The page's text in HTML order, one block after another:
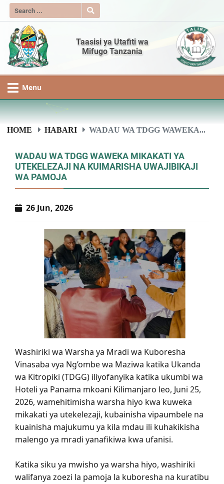
Taasisi ya Utafiti wa
Mifugo Tanzania
Menu
HOME HABARI WADAU WA TDGG WAWEKA...
WADAU WA TDGG WAWEKA MIKAKATI YA
UTEKELEZAJI NA KUIMARISHA UWAJIBIKAJI
WA PAMOJA
26 Jun, 2026
Washiriki wa Warsha ya Mradi wa Kuboresha
Vinasaba vya Ng’ombe wa Maziwa katika Ukanda
wa Kitropiki (TDGG) iliyofanyika katika ukumbi wa
Hoteli ya Panama mkoani Kilimanjaro leo, Juni 25,
2026, wamehitimisha warsha hiyo kwa kuweka
mikakati ya utekelezaji, kubainisha vipaumbele na
kuainisha majukumu ya kila mdau ili kuhakikisha
malengo ya mradi yanafikiwa kwa ufanisi.
Katika siku ya mwisho ya warsha hiyo, washiriki
walifanya zoezi la pamoja la kuboresha na kuratibu